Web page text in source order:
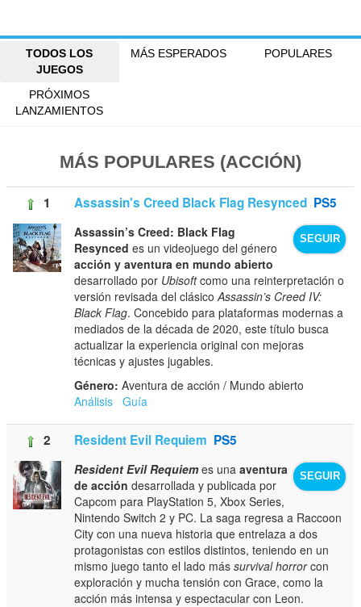
TODOS LOS
JUEGOS
MÁS ESPERADOS POPULARES
PRÓXIMOS
LANZAMIENTOS
MÁS POPULARES (ACCIÓN)
1 Assassin's Creed Black Flag Resynced PS5
SEGUIR
Assassin’s Creed: Black Flag
Resynced es un videojuego del género
acción y aventura en mundo abierto
desarrollado por Ubisoftcomo una reinterpretación o
versión revisada del clásicoAssassin’s Creed IV:
Black Flag. Concebido para plataformas modernas a
mediados de la década de 2020, este título busca
actualizar la experiencia original con mejoras
técnicas y ajustes jugables.
Género: Aventura de acción / Mundo abierto
Análisis
Guía
2 Resident Evil Requiem PS5
SEGUIR
Resident Evil Requiemes unaaventura
de acción desarrollada y publicada por
Capcom para PlayStation 5, Xbox Series,
Nintendo Switch 2 y PC. La saga regresa a Raccoon
City con una nueva historia que entrelaza a dos
protagonistas con estilos distintos, teniendo en un
mismo juego tanto el lado mássurvival horrorcon
exploración y mucha tensión con Grace, como la
acción más intensa y espectacular con Leon.